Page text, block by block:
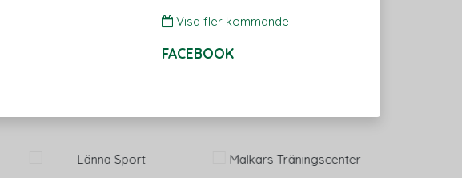
Visa fler kommande
FACEBOOK